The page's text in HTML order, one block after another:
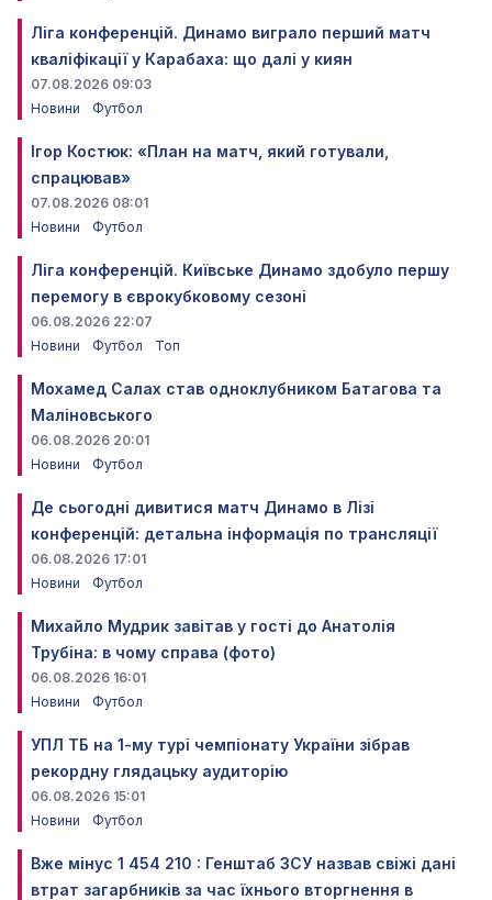
Ліга конференцій. Динамо виграло перший матч
кваліфікації у Карабаха: що далі у киян
07.08.2026 09:03
Новини
Футбол
Ігор Костюк: «План на матч, який готували,
спрацював»
07.08.2026 08:01
Новини
Футбол
Ліга конференцій. Київське Динамо здобуло першу
перемогу в єврокубковому сезоні
06.08.2026 22:07
Новини
Футбол Топ
Мохамед Салах став одноклубником Батагова та
Маліновського
06.08.2026 20:01
Новини
Футбол
Де сьогодні дивитися матч Динамо в Лізі
конференцій: детальна інформація по трансляції
06.08.2026 17:01
Новини
Футбол
Михайло Мудрик завітав у гості до Анатолія
Трубіна: в чому справа (фото)
06.08.2026 16:01
Новини
Футбол
УПЛ ТБ на 1-му турі чемпіонату України зібрав
рекордну глядацьку аудиторію
06.08.2026 15:01
Новини
Футбол
Вже мінус 1 454 210 : Генштаб ЗСУ назвав свіжі дані
втрат загарбників за час їхнього вторгнення в